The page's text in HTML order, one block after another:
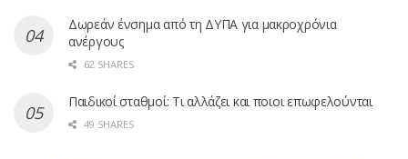
Δωρεάν ένσημα από τη ΔΥΠΑ για μακροχρόνια
ανέργους
62 SHARES
Παιδικοί σταθμοί: Τι αλλάζει και ποιοι επωφελούνται
49 SHARES